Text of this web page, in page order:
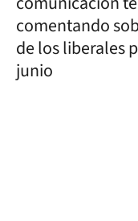
comentando
de los liberales
junio